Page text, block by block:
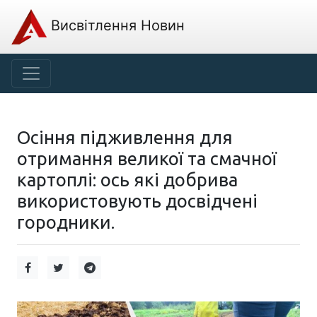
Висвітлення Новин
Осіння підживлення для
отримання великої та смачної
картоплі: ось які добрива
використовують досвідчені
городники.